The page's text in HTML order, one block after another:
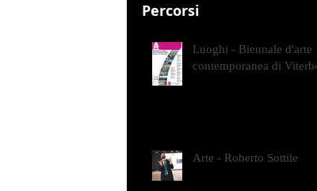
Percorsi
Luoghi - Biennale d'arte
contemporanea di Viterbo
Arte - Roberto Sottile